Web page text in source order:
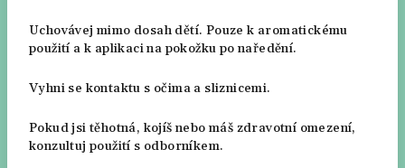
Uchovávej mimo dosah dětí. Pouze k aromatickému
použití a k aplikaci na pokožku po naředění.
Vyhni se kontaktu s očima a sliznicemi.
Pokud jsi těhotná, kojíš nebo máš zdravotní omezení,
konzultuj použití s odborníkem.